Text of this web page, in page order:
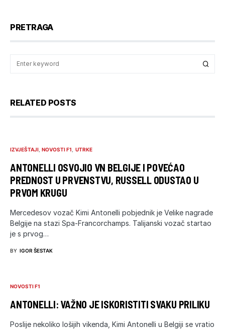
PRETRAGA
RELATED POSTS
IZVJEŠTAJI NOVOSTI F1 UTRKE
ANTONELLI OSVOJIO VN BELGIJE I POVEĆAO
PREDNOST U PRVENSTVU, RUSSELL ODUSTAO U
PRVOM KRUGU
Mercedesov vozač Kimi Antonelli pobjednik je Velike nagrade
Belgije na stazi Spa-Francorchamps. Talijanski vozač startao
je s prvog…
BY IGOR ŠESTAK
NOVOSTI F1
ANTONELLI: VAŽNO JE ISKORISTITI SVAKU PRILIKU
Poslije nekoliko lošijih vikenda, Kimi Antonelli u Belgiji se vratio